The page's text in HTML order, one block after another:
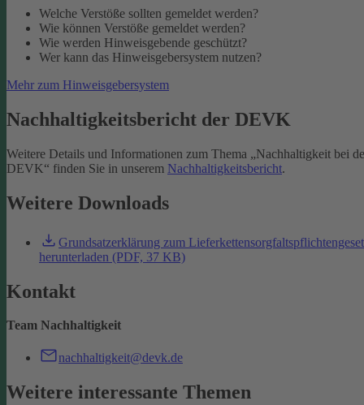
Welche Verstöße sollten gemeldet werden?
Wie können Verstöße gemeldet werden?
Wie werden Hinweisgebende geschützt?
Wer kann das Hinweisgebersystem nutzen?
Mehr zum Hinweisgebersystem
Nachhaltigkeitsbericht der DEVK
Weitere Details und Informationen zum Thema „Nachhaltigkeit bei
DEVK“ finden Sie in unserem Nachhaltigkeitsbericht.
Weitere Downloads
Grundsatzerklärung zum
herunterladen (PDF, 37 KB)
Kontakt
Team Nachhaltigkeit
nachhaltigkeit@devk.de
Weitere interessante Themen